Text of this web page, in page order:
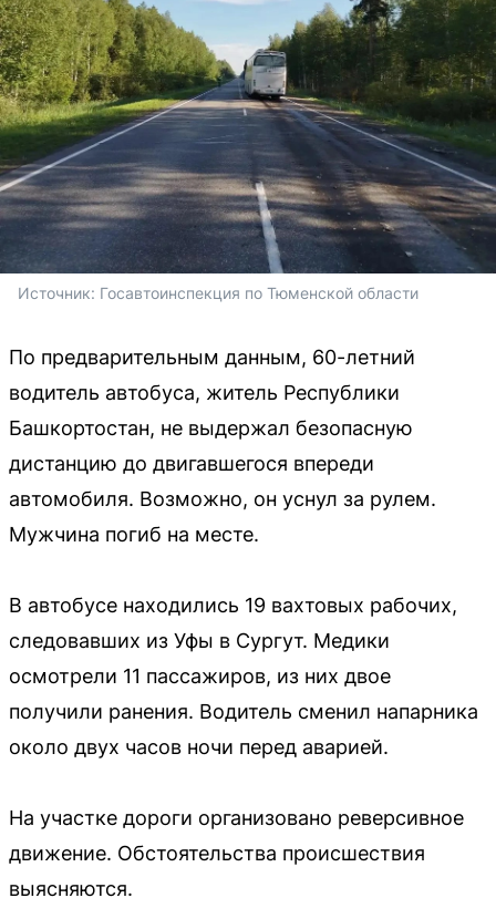
Источник: Госавтоинспекция по Тюменской области
По предварительным данным, 60-летний
водитель автобуса, житель Республики
Башкортостан, не выдержал безопасную
дистанцию до двигавшегося впереди
автомобиля. Возможно, он уснул за рулем.
Мужчина погиб на месте.
В автобусе находились 19 вахтовых рабочих,
следовавших из Уфы в Сургут. Медики
осмотрели 11 пассажиров, из них двое
получили ранения. Водитель сменил напарника
около двух часов ночи перед аварией.
На участке дороги организовано реверсивное
движение. Обстоятельства происшествия
выясняются.